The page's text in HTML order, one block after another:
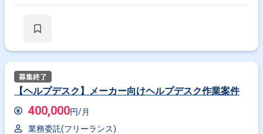
【ヘルプデスク】メーカー向けヘルプデスク作業案件
400,000円/月
業務委託(フリーランス)